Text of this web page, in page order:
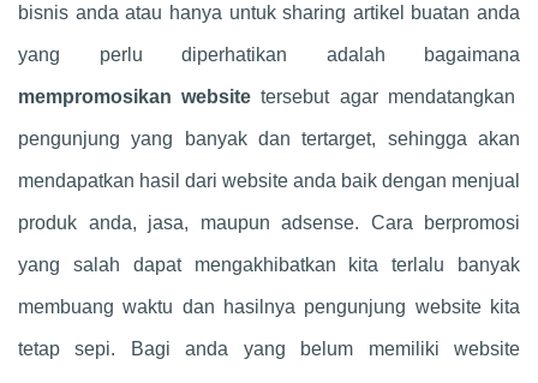
bisnis anda atau hanya untuk sharing artikel buatan anda
yang perlu diperhatikan adalah bagaimana
mempromosikan website tersebut agar mendatangkan
pengunjung yang banyak dan tertarget, sehingga akan
mendapatkan hasil dari website anda baik dengan menjual
produk anda, jasa, maupun adsense. Cara berpromosi
yang salah dapat mengakhibatkan kita terlalu banyak
membuang waktu dan hasilnya pengunjung website kita
tetap sepi. Bagi anda yang belum memiliki website